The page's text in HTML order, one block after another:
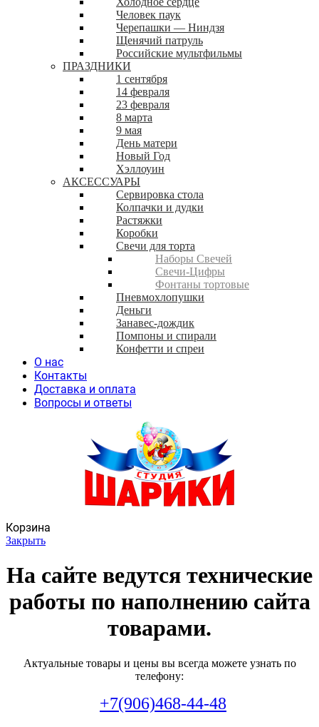
Человек паук
Черепашки — Ниндзя
Щенячий патруль
Российские мультфильмы
ПРАЗДНИКИ
1 сентября
14 февраля
23 февраля
8 марта
9 мая
День матери
Новый Год
Хэллоуин
АКСЕССУАРЫ
Сервировка стола
Колпачки и дудки
Растяжки
Коробки
Свечи для торта
Наборы Свечей
Свечи-Цифры
Фонтаны тортовые
Пневмохлопушки
Деньги
Занавес-дождик
Помпоны и спирали
Конфетти и спреи
О нас
Контакты
Доставка и оплата
Вопросы и ответы
Корзина
Закрыть
На сайте ведутся технические
работы по наполнению сайта
товарами.
Актуальные товары и цены вы всегда можете узнать по
телефону:
+7(906)468-44-48